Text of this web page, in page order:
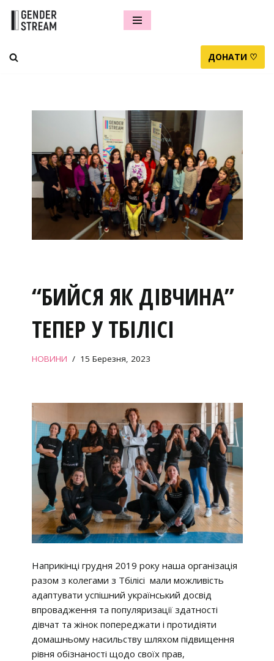
Перейти
вмісту
ДОНАТИ ♡
“БИЙСЯ ЯК ДІВЧИНА”
ТЕПЕР У ТБІЛІСІ
НОВИНИ 15 Березня, 2023
Наприкінці грудня 2019 року наша організація
разом з колегами з Тбілісі мали можливість
адаптувати успішний український досвід
впровадження та популяризації здатності
дівчат та жінок попереджати і протидіяти
домашньому насильству шляхом підвищення
рівня обізнаності щодо своїх прав,